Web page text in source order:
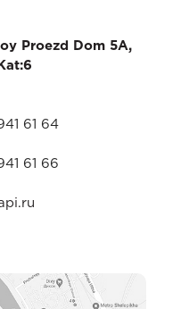
Proezd Dom 5A,
61 64
61 66